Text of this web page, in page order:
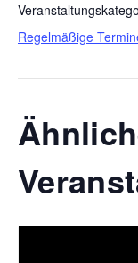
Regelmäßige